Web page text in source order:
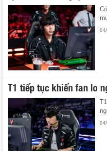
T1 tiếp tục khiến fan lo